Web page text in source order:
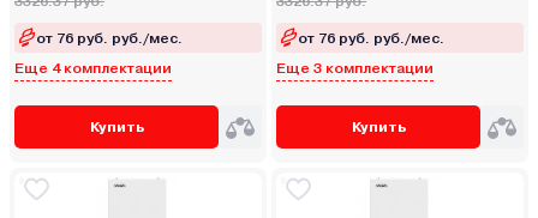
от 76 руб. руб./мес.
Еще 4 комплектации
Купить
от 76 руб. руб./мес.
Еще 3 комплектации
Купить